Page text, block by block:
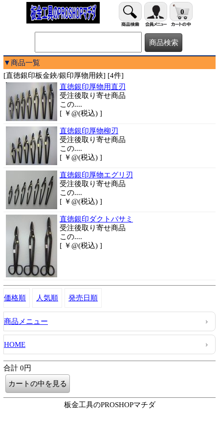
0
▼商品一覧
[直徳銀印板金鋏/銀印厚物用鋏] [4件]
直徳銀印厚物用直刃
受注後取り寄せ商品
この....
[ ￥@(税込) ]
直徳銀印厚物柳刃
受注後取り寄せ商品
この....
[ ￥@(税込) ]
直徳銀印厚物エグリ刃
受注後取り寄せ商品
この....
[ ￥@(税込) ]
直徳銀印ダクトバサミ
受注後取り寄せ商品
この....
[ ￥@(税込) ]
価格順 人気順 発売日順
商品メニュー
HOME
合計 0円
板金工具のPROSHOPマチダ